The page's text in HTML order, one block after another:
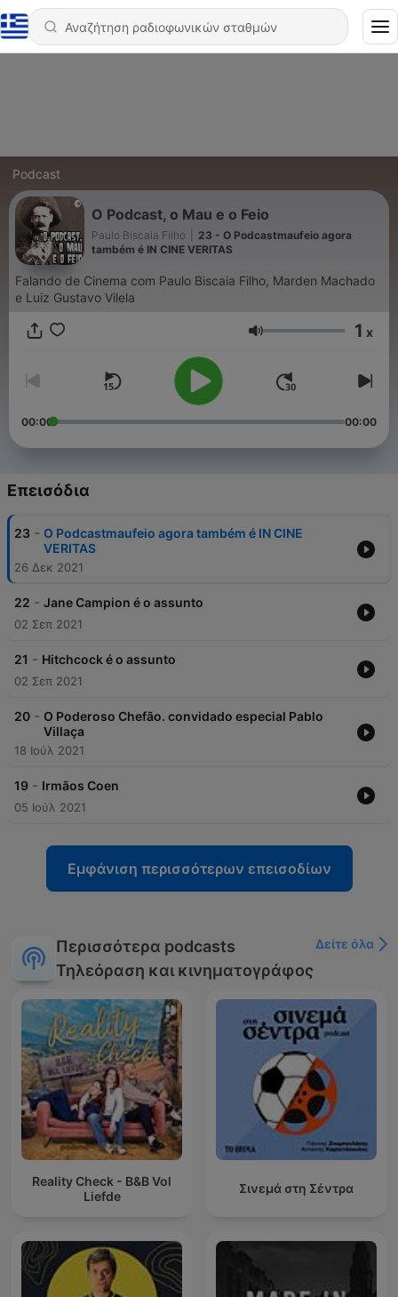
Podcast
O Podcast, o Mau e o Feio
Paulo Biscaia Filho
23 - O Podcastmaufeio agora
também é IN CINE VERITAS
Falando de Cinema com Paulo Biscaia Filho, Marden Machado
e Luiz Gustavo Vilela
Ένταση 1 x
00:00 00:00
Επεισόδια
23 - O Podcastmaufeio agora também é IN CINE
VERITAS
26 Δεκ 2021
22 - Jane Campion é o assunto
02 Σεπ 2021
21 - Hitchcock é o assunto
02 Σεπ 2021
20 - O Poderoso Chefão. convidado especial Pablo
Villaça
18 Ιούλ 2021
19 - Irmãos Coen
05 Ιούλ 2021
Εμφάνιση περισσότερων επεισοδίων
Περισσότερα podcasts
Τηλεόραση και κινηματογράφος
Δείτε όλα
Reality Check - B&B Vol
Liefde
Σινεμά στη Σέντρα